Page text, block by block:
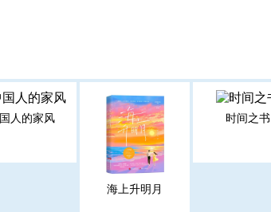
人的家风
海上升明月
时间之书